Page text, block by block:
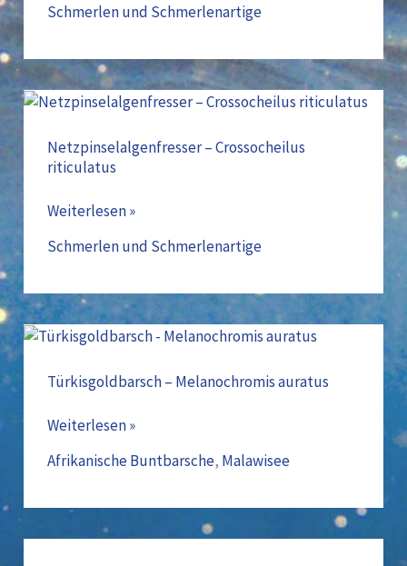
Schmerlen und Schmerlenartige
Netzpinselalgenfresser – Crossocheilus
riticulatus
Netzpinselalgenfresser
Crossocheilus
riticulatus
Weiterlesen »
Schmerlen und Schmerlenartige
Türkisgoldbarsch – Melanochromis auratus
Türkisgoldbarsch
Melanochromis
Weiterlesen »
Afrikanische Buntbarsche, Malawisee